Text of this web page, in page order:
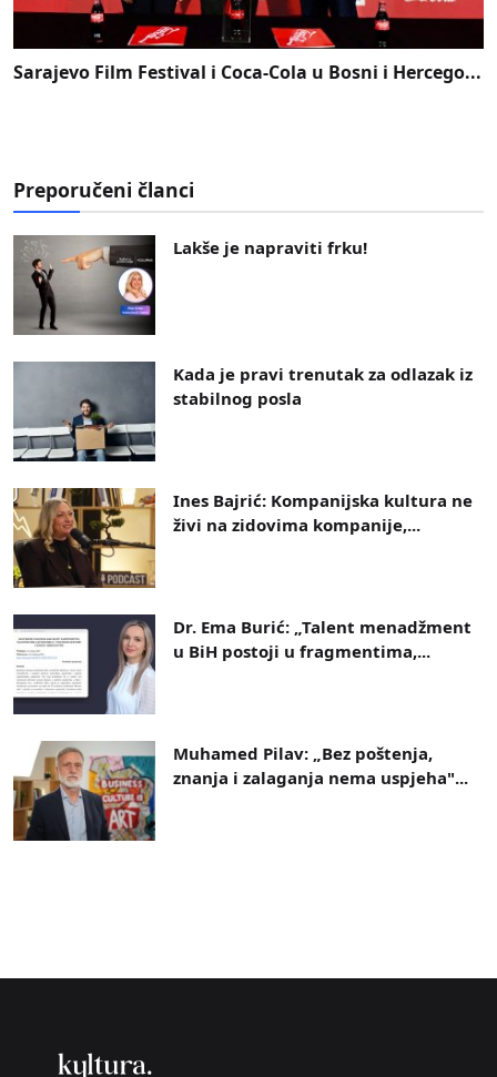
Sarajevo Film Festival i Coca-Cola u Bosni i Hercego...
Preporučeni članci
Lakše je napraviti frku!
Kada je pravi trenutak za odlazak iz
stabilnog posla
Ines Bajrić: Kompanijska kultura ne
živi na zidovima kompanije,...
Dr. Ema Burić: „Talent menadžment
u BiH postoji u fragmentima,...
Muhamed Pilav: „Bez poštenja,
znanja i zalaganja nema uspjeha"...